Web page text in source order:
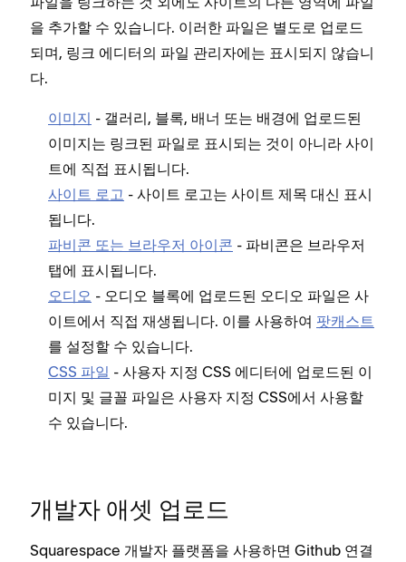
을 추가할 수 있습니다. 이러한 파일은 별도로 업로드
되며, 링크 에디터의 파일 관리자에는 표시되지 않습니
다.
이미지 - 갤러리, 블록, 배너 또는 배경에 업로드된
이미지는 링크된 파일로 표시되는 것이 아니라 사이
트에 직접 표시됩니다.
사이트 로고 - 사이트 로고는 사이트 제목 대신 표시
됩니다.
파비콘 또는 브라우저 아이콘 - 파비콘은 브라우저
탭에 표시됩니다.
오디오 - 오디오 블록에 업로드된 오디오 파일은 사
이트에서 직접 재생됩니다. 이를 사용하여 팟캐스트
를 설정할 수 있습니다.
CSS 파일 - 사용자 지정 CSS 에디터에 업로드된 이
미지 및 글꼴 파일은 사용자 지정 CSS에서 사용할
수 있습니다.
개발자 애셋 업로드
Squarespace 개발자 플랫폼을 사용하면 Github 연결